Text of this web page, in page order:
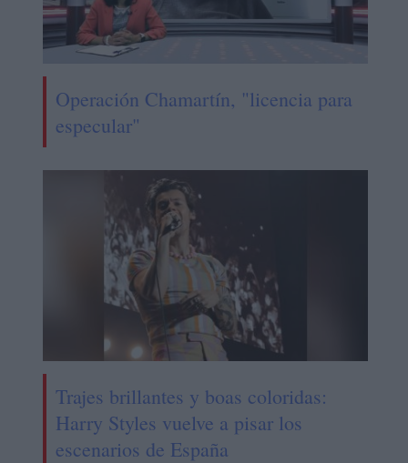
Operación Chamartín, "licencia para
especular"
Trajes brillantes y boas coloridas:
Harry Styles vuelve a pisar los
escenarios de España